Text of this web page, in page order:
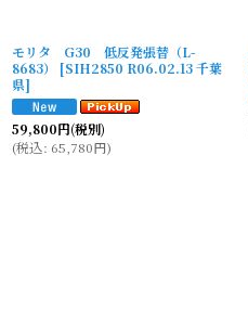
モリタ G30 低反発張替（L-
8683）
[SIH2850 R06.02.13 千葉
県]
59,800円(税別)
(税込: 65,780円)